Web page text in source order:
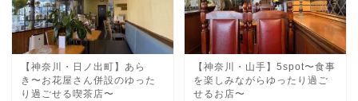
【神奈川・日ノ出町】あら
き〜お花屋さん併設のゆった
り過ごせる喫茶店〜
【神奈川・山手】5spot〜食事
を楽しみながらゆったり過ご
せるお店〜